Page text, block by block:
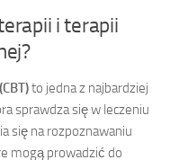
i terapii
to jedna z najbardziej
sprawdza się w leczeniu
się na rozpoznawaniu
mogą prowadzić do